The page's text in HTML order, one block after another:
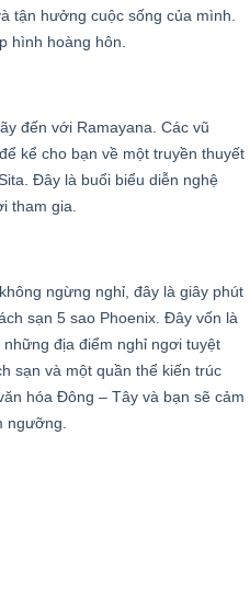
tận hưởng cuộc sống của mình.
hình hoàng hôn.
đến với Ramayana. Các vũ
kể cho bạn về một truyền thuyết
Đây là buổi biểu diễn nghệ
tham gia.
ngừng nghỉ, đây là giây phút
sạn 5 sao Phoenix. Đây vốn là
địa điểm nghỉ ngơi tuyệt
sạn và một quần thể kiến trúc
hóa Đông – Tây và bạn sẽ cảm
ngưỡng.